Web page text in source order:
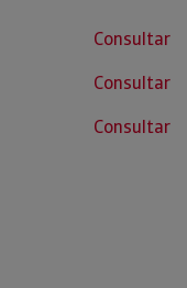
Consultar
Consultar
Consultar